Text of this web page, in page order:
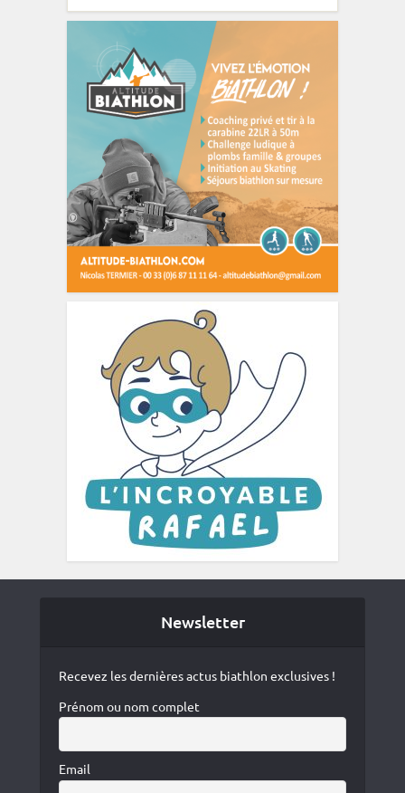
Newsletter
Recevez les dernières actus biathlon exclusives !
Prénom ou nom complet
Email